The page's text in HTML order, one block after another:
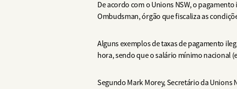
De acordo com o Unions NSW, o
Ombudsman, órgão que fiscaliza as
Alguns exemplos de taxas de pagamento
hora, sendo que o salário mínimo nacional
Segundo Mark Morey, Secretário da